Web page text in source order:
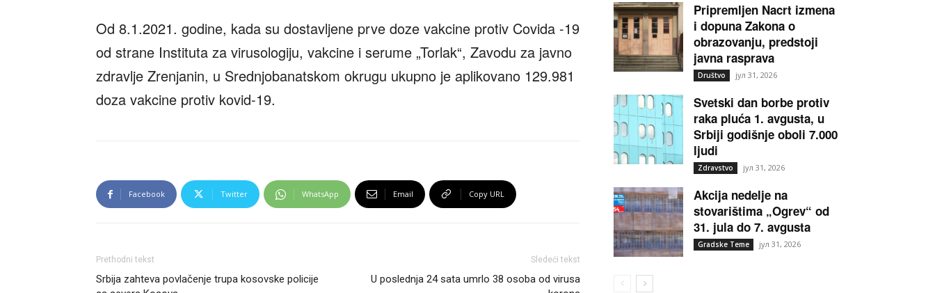
Od 8.1.2021. godine, kada su dostavljene prve doze vakcine protiv Covida -19
od strane Instituta za virusologiju, vakcine i serume „Torlak“, Zavodu za javno
zdravlje Zrenjanin, u Srednjobanatskom okrugu ukupno je aplikovano 129.981
doza vakcine protiv kovid-19.
Facebook Twitter WhatsApp Email Copy URL
Prethodni tekst
Srbija zahteva povlačenje trupa kosovske policije
Sledeći tekst
U poslednja 24 sata umrlo 38 osoba od virusa
Pripremljen Nacrt izmena
i dopuna Zakona o
obrazovanju, predstoji
javna rasprava
Društvo јул 31, 2026
Svetski dan borbe protiv
raka pluća 1. avgusta, u
Srbiji godišnje oboli 7.000
ljudi
Zdravstvo јул 31, 2026
Akcija nedelje na
stovarištima „Ogrev“ od
31. jula do 7. avgusta
Gradske Teme јул 31, 2026